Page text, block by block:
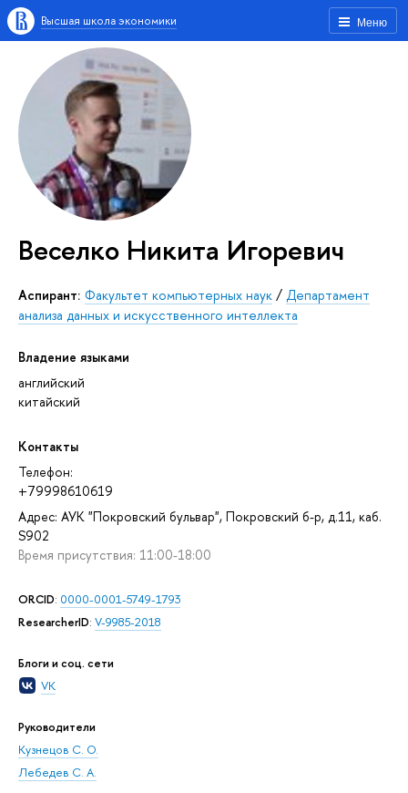
Меню
Высшая школа экономики
Веселко Никита Игоревич
аспирант: Факультет компьютерных наук / Департамент
анализа данных и искусственного интеллекта
Владение языками
английский
китайский
Контакты
Телефон:
+79998610619
Адрес: АУК "Покровский бульвар", Покровский б-р, д.11, каб.
S902
Время присутствия: 11:00-18:00
ORCID: 0000-0001-5749-1793
ResearcherID: V-9985-2018
Блоги и соц. сети
VK
Руководители
Кузнецов С. О.
Лебедев С. А.